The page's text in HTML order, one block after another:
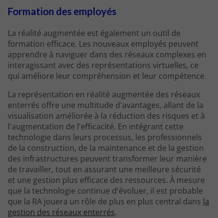
Formation des employés
La réalité augmentée est également un outil de
formation efficace. Les nouveaux employés peuvent
apprendre à naviguer dans des réseaux complexes en
interagissant avec des représentations virtuelles, ce
qui améliore leur compréhension et leur compétence.
La représentation en réalité augmentée des réseaux
enterrés offre une multitude d'avantages, allant de la
visualisation améliorée à la réduction des risques et à
l'augmentation de l'efficacité. En intégrant cette
technologie dans leurs processus, les professionnels
de la construction, de la maintenance et de la gestion
des infrastructures peuvent transformer leur manière
de travailler, tout en assurant une meilleure sécurité
et une gestion plus efficace des ressources. À mesure
que la technologie continue d'évoluer, il est probable
que la RA jouera un rôle de plus en plus central dans la
gestion des réseaux enterrés.